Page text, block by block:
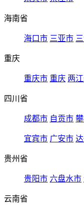
海南省
海口市 三亚市
重庆
重庆市 重庆 两
四川省
成都市 自贡市
宜宾市 广安市
贵州省
贵阳市 六盘水市
云南省